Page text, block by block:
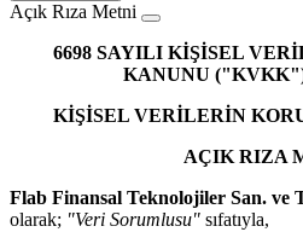
Açık Rıza Metni
6698 SAYILI KİŞİSEL
KANUNU
KİŞİSEL VERİLERİN
AÇIK RIZA
Flab Finansal Teknolojiler San. ve
olarak; "Veri Sorumlusu" sıfatıyla,